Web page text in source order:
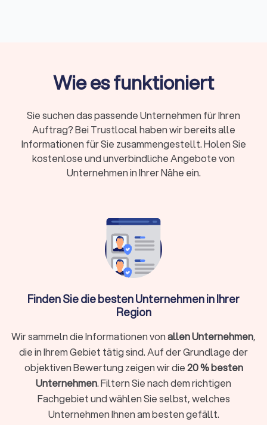
Steuerberaterkammer ist Pflicht, Fachberater-
Titel zeigen Spezialisierung
Vorteile – persönlicher Kontakt oder flexible
digitale Zusammenarbeit
Erstgespräch:Viele Kanzleien bieten 15-20
Minuten kostenlos an
Wann brauche ich überhaupt einen
Nicht in jeder Situation ist ein Steuerberater zwingend
erforderlich. Für einfache Arbeitnehmer-Steuererklärungen
ohne Zusatzeinkünfte reicht oft die Software ELSTER oder
ein Lohnsteuerhilfeverein. Ein Steuerberater lohnt sich
besonders, wenn Sie:
Unternehmen führen
Einkünfte aus Vermietung, Kapitalvermögen oder anderen
Einkunftsarten haben
Komplexe steuerliche Sachverhalte vorliegen wie
Auslandseinkünfte, Erbschaften oder Beteiligungen
Laufende Buchhaltung, Jahresabschlüsse oder
Wie es funktioniert
Sie suchen das passende Unternehmen für Ihren
Auftrag? Bei Trustlocal haben wir bereits alle
Informationen für Sie zusammengestellt. Holen Sie
kostenlose und unverbindliche Angebote von
Unternehmen in Ihrer Nähe ein.
Finden Sie die besten Unternehmen in Ihrer
Region
Wir sammeln die Informationen vonallen Unternehmen,
die in Ihrem Gebiet tätig sind. Auf der Grundlage der
objektiven Bewertung zeigen wir die20 % besten
Unternehmen. Filtern Sie nach dem richtigen
Fachgebiet und wählen Sie selbst, welches
Unternehmen Ihnen am besten gefällt.